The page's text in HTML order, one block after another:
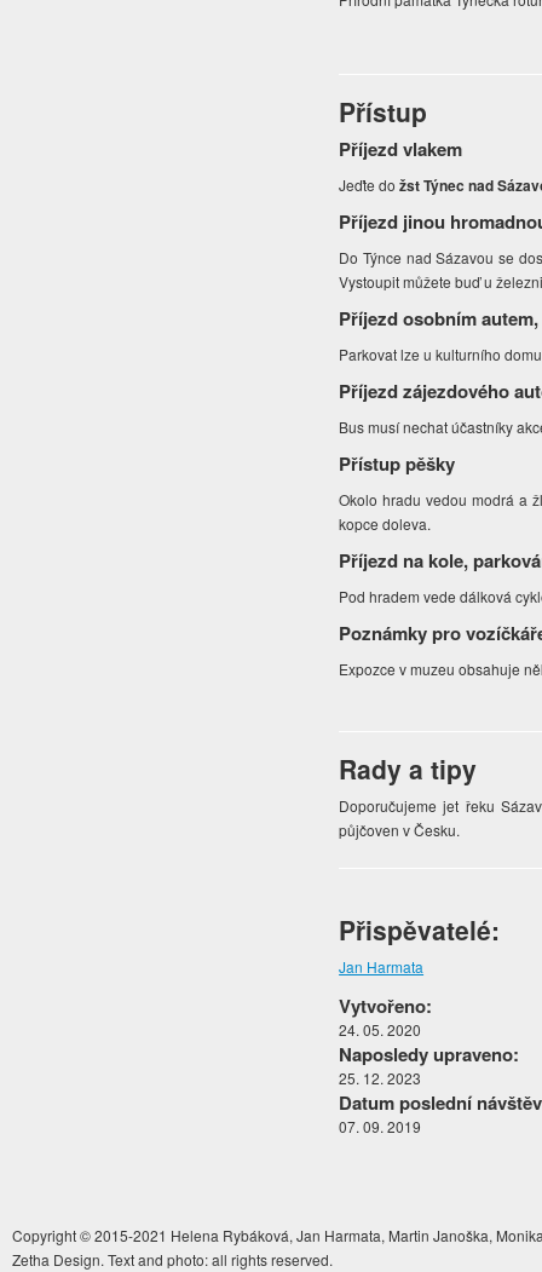
Přístup
Příjezd vlakem
Jeďte dožst Týnec nad
Příjezd jinou
Do Týnce nad Sázavou se
Vystoupit můžete buď u
Příjezd osobním
Parkovat lze u kulturního
Příjezd zájezdového
Bus musí nechat účastníky
Přístup pěšky
Okolo hradu vedou modrá a
kopce doleva.
Příjezd na kole,
Pod hradem vede dálková
Poznámky pro
Expozce v muzeu obsahuje
Rady a tipy
Doporučujeme jet řeku
půjčoven v Česku.
Přispěvatelé:
Jan Harmata
Vytvořeno:
24. 05. 2020
Naposledy upraveno:
25. 12. 2023
Datum poslední
07. 09. 2019
Copyright © 2015-2021 Helena Rybáková, Jan Harmata, Martin Janoška,
Zetha Design. Text and photo: all rights reserved.